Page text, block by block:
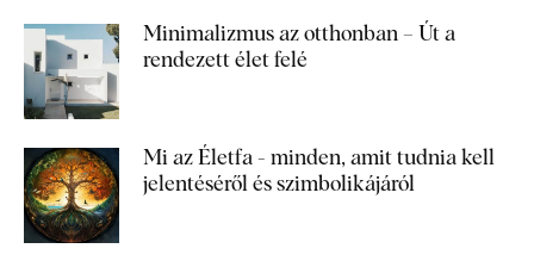
Minimalizmus az otthonban – Út a
rendezett élet felé
Mi az Életfa - minden, amit tudnia kell
jelentéséről és szimbolikájáról